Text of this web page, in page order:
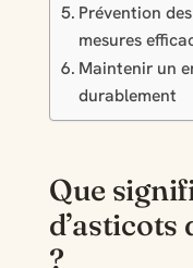
Prévention
mesures
Maintenir un
durablement
Que
d’asticots
?